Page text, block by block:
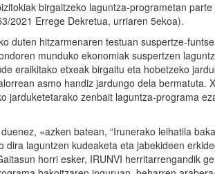
birgaitzeko laguntza-programetan
2021 Errege Dekretua, urriaren 5ekoa).
duten hitzarmenaren testuan suspertze-
munduko ekonomiak suspertzen
eraikitako etxeak birgaitu eta hobetzeko
asmo handiz jardungo dela bermatuta.
jarduketetarako zenbait laguntza-programa
«azken batean, “Irunerako leihatila
laguntzen kudeaketa eta jabekideen
horri esker, IRUNVI herritarrengandik